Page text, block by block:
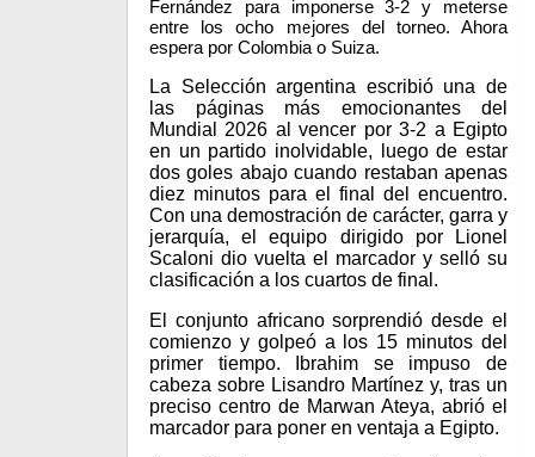
Fernández para imponerse 3-2 y meterse
entre los ocho mejores del torneo. Ahora
espera por Colombia o Suiza.
La Selección argentina escribió una de
las páginas más emocionantes del
Mundial 2026 al vencer por 3-2 a Egipto
en un partido inolvidable, luego de estar
dos goles abajo cuando restaban apenas
diez minutos para el final del encuentro.
Con una demostración de carácter, garra y
jerarquía, el equipo dirigido por Lionel
Scaloni dio vuelta el marcador y selló su
clasificación a los cuartos de final.
El conjunto africano sorprendió desde el
comienzo y golpeó a los 15 minutos del
primer tiempo. Ibrahim se impuso de
cabeza sobre Lisandro Martínez y, tras un
preciso centro de Marwan Ateya, abrió el
marcador para poner en ventaja a Egipto.